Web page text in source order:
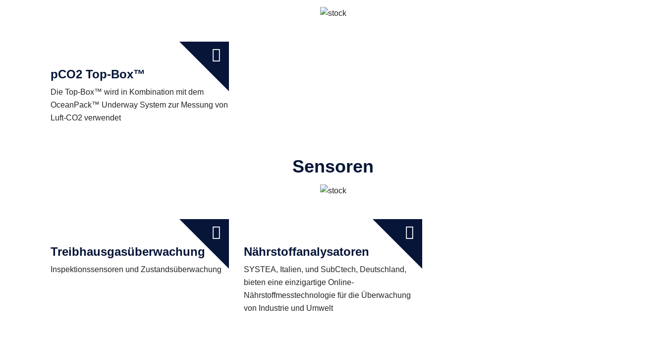
pCO2 Top-Box™
Die Top-Box™ wird in Kombination mit dem
OceanPack™ Underway System zur Messung von
Luft-CO2 verwendet
Sensoren
Treibhausgasüberwachung
Inspektionssensoren und Zustandsüberwachung
Nährstoffanalysatoren
SYSTEA, Italien, und SubCtech, Deutschland,
bieten eine einzigartige Online-
Nährstoffmesstechnologie für die Überwachung
von Industrie und Umwelt